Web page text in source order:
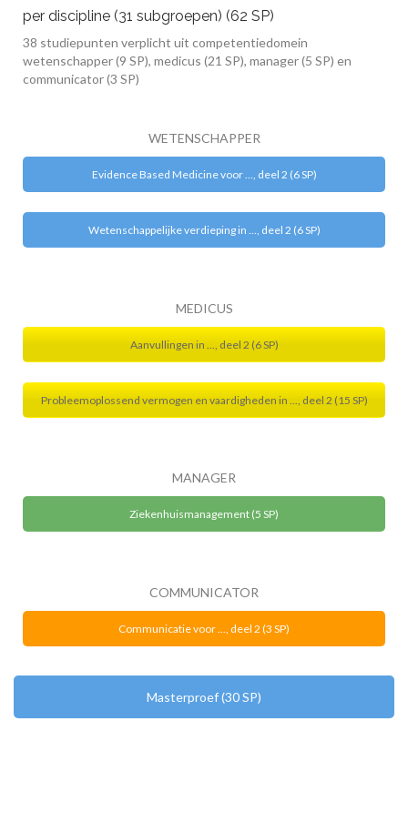
per discipline (31 subgroepen) (62 SP)
38 studiepunten verplicht uit competentiedomein
wetenschapper (9 SP), medicus (21 SP), manager (5 SP) en
communicator (3 SP)
WETENSCHAPPER
Evidence Based Medicine voor ..., deel 2 (6 SP)
Wetenschappelijke verdieping in ..., deel 2 (6 SP)
MEDICUS
Aanvullingen in ..., deel 2 (6 SP)
Probleemoplossend vermogen en vaardigheden in ..., deel 2 (15 SP)
MANAGER
Ziekenhuismanagement (5 SP)
COMMUNICATOR
Communicatie voor ..., deel 2 (3 SP)
Masterproef (30 SP)